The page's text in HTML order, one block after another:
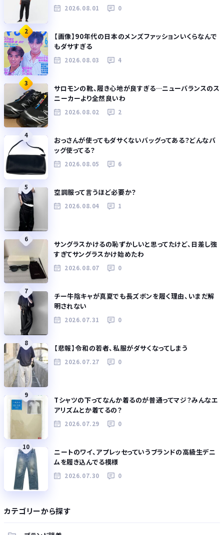
2026.08.01 0
2
【画像】90年代の日本のメンズファッションいくらなんで
もダサすぎる
2026.08.03 4
3
サロモンの靴、履き心地が良すぎる…ニューバランスのス
ニーカーより全然良いわ
2026.08.02 2
4
おっさんが使ってもダサくないバッグってある？どんなバ
ッグ使ってる？
2026.08.05 6
5
空調服って言うほど必要か？
2026.08.04 1
6
サングラスかけるの恥ずかしいと思ってたけど、日差し強
すぎてサングラスかけ始めたわ
2026.08.07 0
7
チー牛陰キャが真夏でも長ズボンを履く理由、いまだ解
明されない
2026.07.31 0
8
【悲報】令和の若者、私服がダサくなってしまう
2026.07.27 0
9
Tシャツの下ってなんか着るのが普通ってマジ？みんなエ
アリズムとか着てるの？
2026.07.29 0
10
ニートのワイ、アプレッセっていうブランドの高級生デニ
ムを履き込んでる模様
2026.07.30 0
カテゴリーから探す